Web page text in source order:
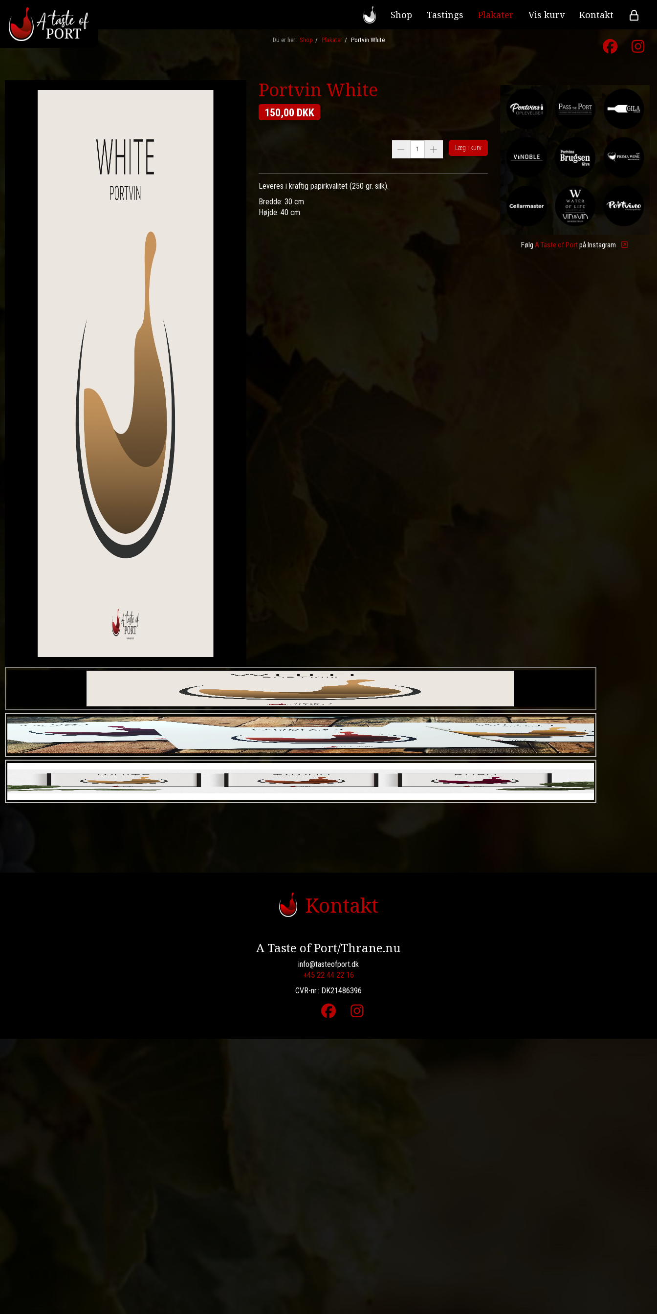
Shop Tastings Plakater Vis kurv Kontakt
Du er her: Shop Plakater Portvin White
Portvin White
150,00 DKK
Læg i kurv
Leveres i kraftig papirkvalitet (250 gr. silk).
Bredde: 30 cm
Højde: 40 cm
Følg A Taste of Portpå Instagram
Kontakt
A Taste of Port/Thrane.nu
info@tasteofport.dk
+45 22 44 22 16
CVR-nr.: DK21486396